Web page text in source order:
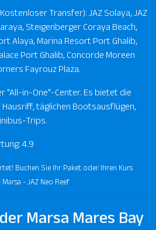
Transfer): JAZ Solaya, JAZ
Steigenberger Coraya Beach,
Alaya, Marina Resort Port Ghalib,
Port Ghalib, Concorde Moreen
Fayrouz Plaza.
"All-in-One"-Center. Es bietet die
täglichen Bootsausflügen,
Trips.
4.9
Buchen Sie Ihr Paket oder Ihren Kurs
Marsa - JAZ Neo Reef
Marsa Mares Bay